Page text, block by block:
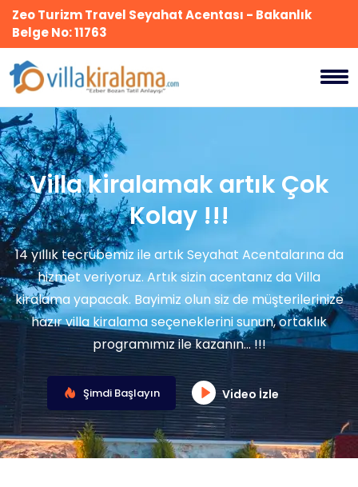
Zeo Turizm Travel Seyahat Acentası - Bakanlık
Belge No: 11763
Villa kiralamak artık Çok
Kolay !!!
14 yıllık tecrübemiz ile artık Seyahat Acentalarına da
hizmet veriyoruz. Artık sizin acentanız da Villa
kiralama yapacak. Bayimiz olun siz de müşterilerinize
hazır villa kiralama seçeneklerini sunun, ortaklık
programımız ile kazanın... !!!
Şimdi Başlayın Video İzle